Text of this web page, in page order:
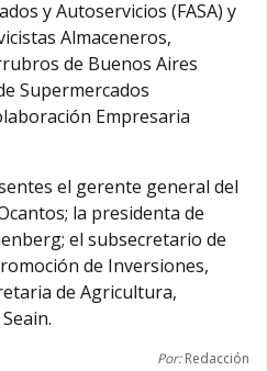
y Autoservicios (FASA) y
Almaceneros,
de Buenos Aires
Supermercados
Empresaria
el gerente general del
la presidenta de
el subsecretario de
de Inversiones,
de Agricultura,
Por:Redacción